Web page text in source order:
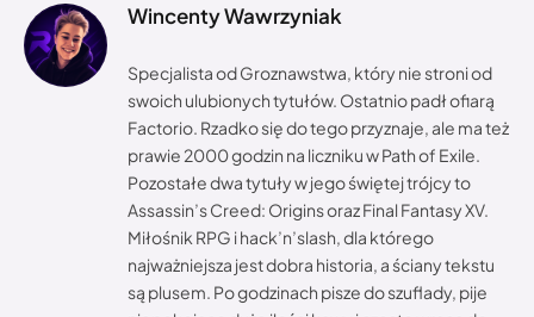
Wincenty Wawrzyniak
Specjalista od Groznawstwa, który nie stroni od
swoich ulubionych tytułów. Ostatnio padł ofiarą
Factorio. Rzadko się do tego przyznaje, ale ma też
prawie 2000 godzin na liczniku w Path of Exile.
Pozostałe dwa tytuły w jego świętej trójcy to
Assassin’s Creed: Origins oraz Final Fantasy XV.
Miłośnik RPG i hack’n’slash, dla którego
najważniejsza jest dobra historia, a ściany tekstu
są plusem. Po godzinach pisze do szuflady, pije